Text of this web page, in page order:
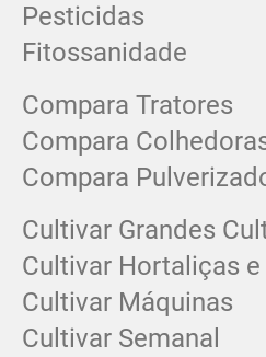
Pesticidas
Fitossanidade
Compara Tratores
Compara
Compara
Cultivar Grandes
Cultivar Hortaliças e
Cultivar Máquinas
Cultivar Semanal